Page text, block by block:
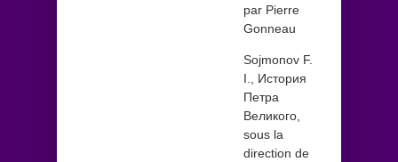
par Pierre
Gonneau
Sojmonov F.
I., История
Петра
Великого,
sous la
direction de